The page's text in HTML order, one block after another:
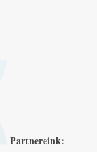
Partnereink: